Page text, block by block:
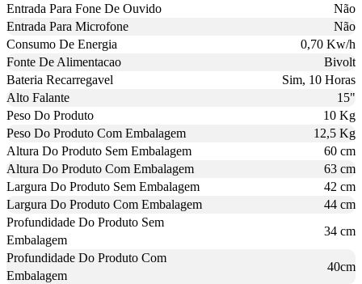
Entrada Para Fone De Ouvido
Não
Entrada Para Microfone
Não
Consumo De Energia
0,70 Kw/h
Fonte De Alimentacao
Bivolt
Bateria Recarregavel
Sim, 10 Horas
Alto Falante
15"
Peso Do Produto
10 Kg
Peso Do Produto Com Embalagem
12,5 Kg
Altura Do Produto Sem Embalagem
60 cm
Altura Do Produto Com Embalagem
63 cm
Largura Do Produto Sem Embalagem
42 cm
Largura Do Produto Com Embalagem
44 cm
Profundidade Do Produto Sem
Embalagem
34 cm
Profundidade Do Produto Com
Embalagem
40cm